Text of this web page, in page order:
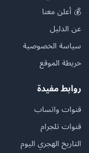
💰 أعلن معنا
عن الدليل
سياسة الخصوصية
خريطة الموقع
روابط مفيدة
قنوات واتساب
قنوات تلجرام
التاريخ الهجري اليوم